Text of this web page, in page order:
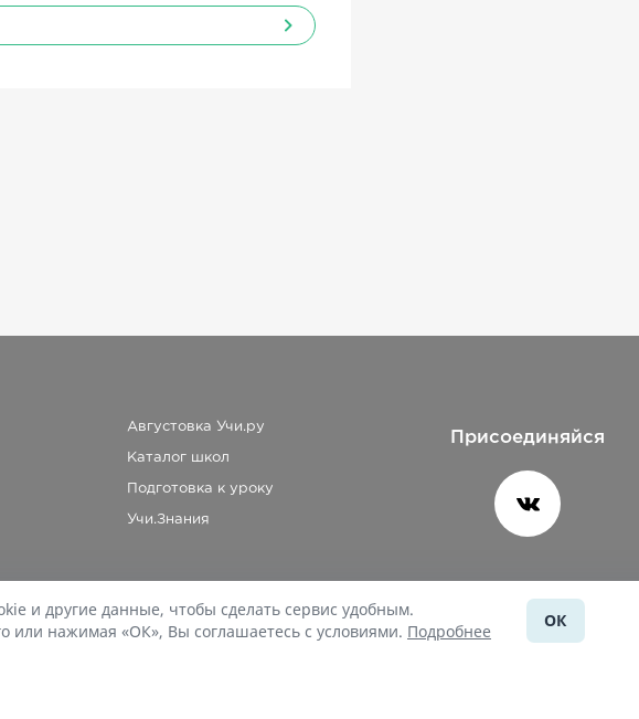
Августовка Учи.ру
Каталог школ
Подготовка к уроку
Учи.Знания
Присоединяйся
материалов uchi.ru/otvety ссылка на сайт обязательна.
и другие данные, чтобы сделать сервис удобным.
или нажимая «ОК», Вы соглашаетесь с условиями. Подробнее
ОК